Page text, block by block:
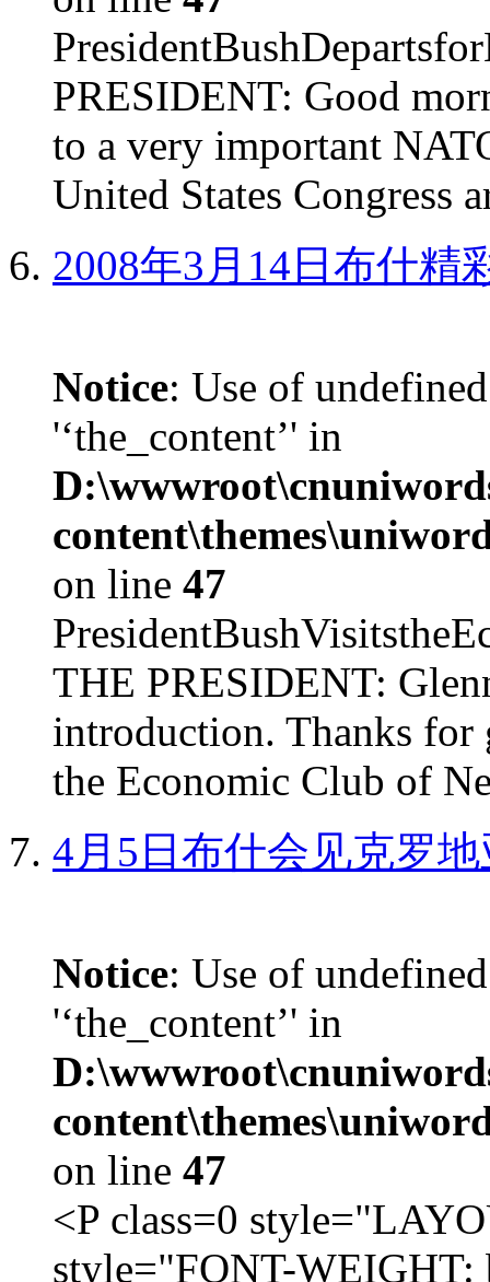
PRESIDENT: Good
to a very important
United States Congress
2008年3月14日布什精
Notice: Use of
'‘the_content’' in
on line 47
THE PRESIDENT:
introduction. Thanks for
the Economic Club of
4月5日布什会见克罗
Notice: Use of
'‘the_content’' in
on line 47
<P class=0
style="FONT-